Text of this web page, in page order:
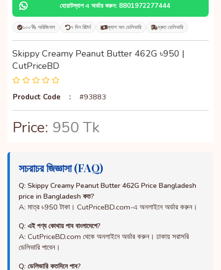
হোয়াটস্যাপ এ অর্ডার করুন: 8801972277444
১০০% অরিজিনাল ৭ দিন রিটার্ন ক্যাশ অন ডেলিভারি দ্রুত ডেলিভারি
Skippy Creamy Peanut Butter 462G ৳950 |
CutPriceBD
Product Code : #93883
Price: 950 Tk
সচরাচর জিজ্ঞাসা (FAQ)
Q: Skippy Creamy Peanut Butter 462G Price Bangladesh
price in Bangladesh কত?
A: মাত্র ৳950 টাকা। CutPriceBD.com-এ অনলাইনে অর্ডার করুন।
Q: এই পণ্য কোথায় পাব বাংলাদেশে?
A: CutPriceBD.com থেকে অনলাইনে অর্ডার করুন। ঢাকায় সরাসরি
ডেলিভারি পাবেন।
Q: ডেলিভারি কতদিনে পাব?